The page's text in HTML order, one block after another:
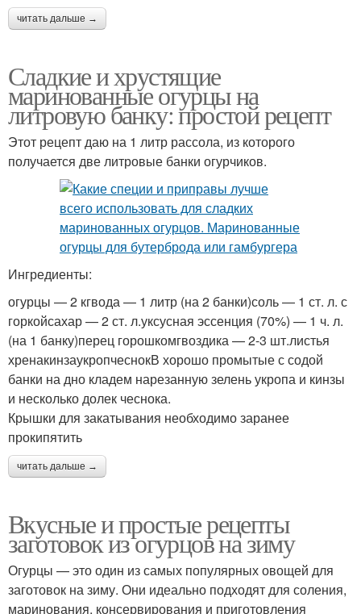
читать дальше →
Сладкие и хрустящие
маринованные огурцы на
литровую банку: простой рецепт
Этот рецепт даю на 1 литр рассола, из которого
получается две литровые банки огурчиков.
Ингредиенты:
огурцы — 2 кгвода — 1 литр (на 2 банки)соль — 1 ст. л. с
горкойсахар — 2 ст. л.уксусная эссенция (70%) — 1 ч. л.
(на 1 банку)перец горошкомгвоздика — 2-3 шт.листья
хренакинзаукропчеснокВ хорошо промытые с содой
банки на дно кладем нарезанную зелень укропа и кинзы
и несколько долек чеснока.
Крышки для закатывания необходимо заранее
прокипятить
читать дальше →
Вкусные и простые рецепты
заготовок из огурцов на зиму
Огурцы — это один из самых популярных овощей для
заготовок на зиму. Они идеально подходят для соления,
маринования, консервирования и приготовления